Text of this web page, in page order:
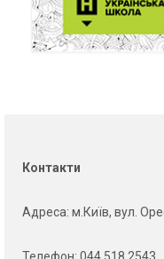
Контакти
Адреса: м.Київ, вул.
Телефон: 044 518 2543